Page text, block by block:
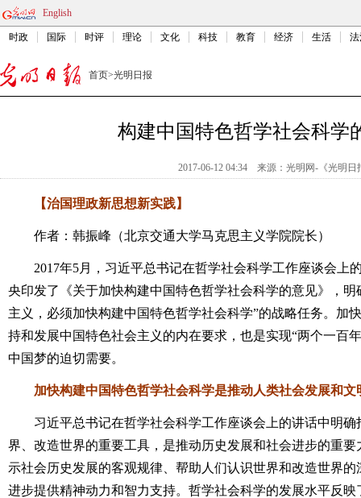
English
时政 国际 时评 理论 文化 科技 教育 经济 生活
首页>光明日报
构建中国特色哲学社会科学
2017-06-12 04:34 来源： 光明网-《光明日
【治国理政新思想新实践】
作者：韩振峰（北京交通大学马克思主义学院院长）
2017年5月，习近平总书记在哲学社会科学工作座谈会上
央印发了《关于加快构建中国特色哲学社会科学的意见》，
主义，必须加快构建中国特色哲学社会科学”的战略任务。加
持和发展中国特色社会主义的内在要求，也是实现“两个一百
中国梦的迫切需要。
加快构建中国特色哲学社会科学是推动人类社会发展和文
习近平总书记在哲学社会科学工作座谈会上的讲话中明确
界、改造世界的重要工具，是推动历史发展和社会进步的重
示社会历史发展的客观规律、帮助人们认识世界和改造世界
进步提供精神动力和智力支持。哲学社会科学的发展水平反